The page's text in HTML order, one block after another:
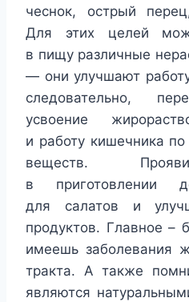
чеснок, острый
Для этих целей
в пищу различные
— они улучшают
следовательно,
усвоение
и работу кишечника
веществ.
в приготовлении
для салатов и
продуктов. Главное –
имеешь заболевания
тракта. А также
являются